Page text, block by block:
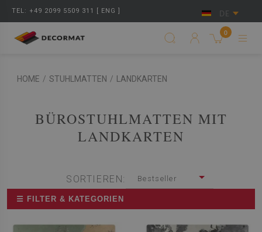
TEL: +49 2099 5509 311 [ ENG ] DE
0
HOME / STUHLMATTEN / LANDKARTEN
BÜROSTUHLMATTEN MIT
LANDKARTEN
SORTIEREN: Bestseller
☰ FILTER & KATEGORIEN